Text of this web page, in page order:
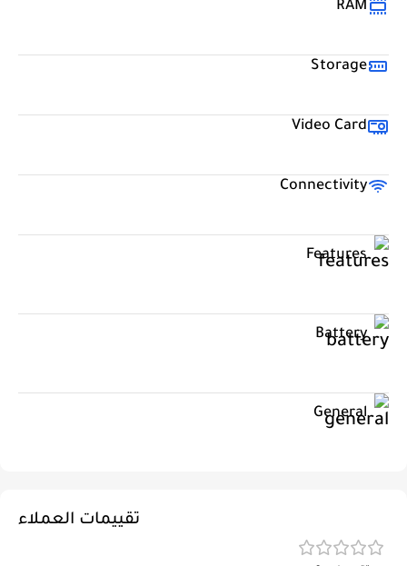
RAM
Storage
Video Card
Connectivity
Features
Battery
General
تقييمات العملاء